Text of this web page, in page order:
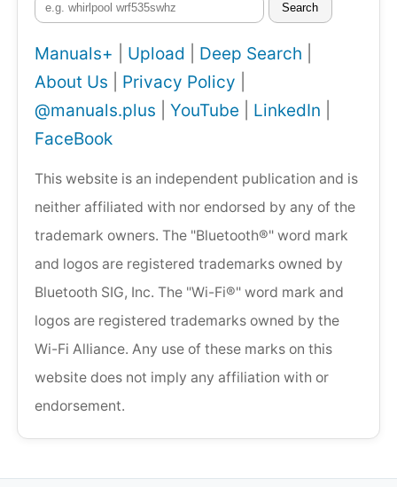
Search
Manuals+ Upload Deep Search
About Us
Privacy Policy
@manuals.plus
YouTube LinkedIn
FaceBook
This website is an independent publication and is
neither affiliated with nor endorsed by any of the
trademark owners. The "Bluetooth®" word mark
and logos are registered trademarks owned by
Bluetooth SIG, Inc. The "Wi-Fi®" word mark and
logos are registered trademarks owned by the
Wi-Fi Alliance. Any use of these marks on this
website does not imply any affiliation with or
endorsement.